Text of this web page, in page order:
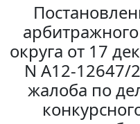
округа от 17
N А12-12647/
жалоба по